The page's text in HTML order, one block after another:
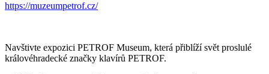
https://muzeumpetrof.cz/
Navštivte expozici PETROF Museum, která přiblíží svět proslulé
královéhradecké značky klavírů PETROF.